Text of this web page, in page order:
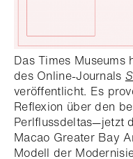
Das Times
des Online-Journals
veröffentlicht. Es
Reflexion über den
Perlflussdeltas—jetzt
Macao Greater Bay
Modell der